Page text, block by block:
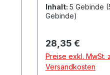
Nachwaschen,
Anwendung
Lösung.Tipp:
Inhalt: 5 Gebinde
Gebinde)
Regulärer Preis:
28,35 €
Preise exkl. MwSt.
Versandkosten